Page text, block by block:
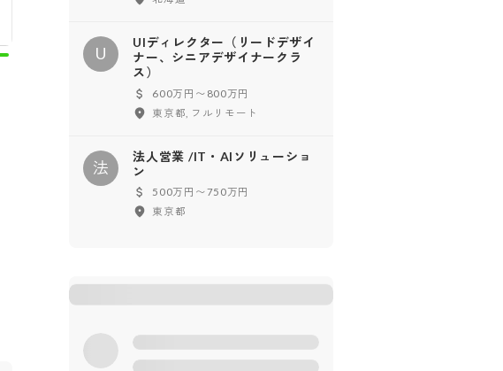
U
UIディレクター（リードデザイ
ナー、シニアデザイナークラ
ス）
600万円〜800万円
東京都, フルリモート
法
法人営業 /IT・AIソリューショ
ン
500万円〜750万円
東京都